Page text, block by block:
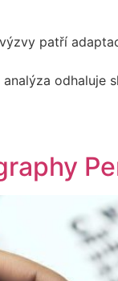
patří
analýza odhaluje